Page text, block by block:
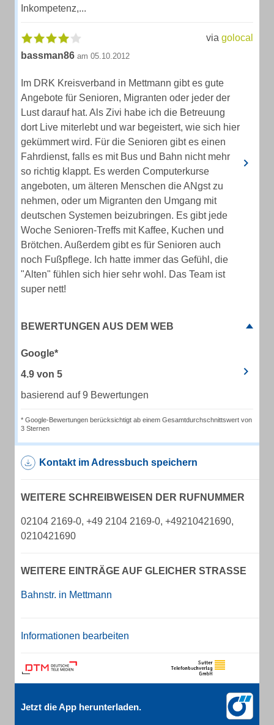
Inkompetenz,...
via golocal
bassman86 am 05.10.2012
Im DRK Kreisverband in Mettmann gibt es gute
Angebote für Senioren, Migranten oder jeder der
Lust darauf hat. Als Zivi habe ich die Betreuung
dort Live miterlebt und war begeistert, wie sich hier
gekümmert wird. Für die Senioren gibt es einen
Fahrdienst, falls es mit Bus und Bahn nicht mehr
so richtig klappt. Es werden Computerkurse
angeboten, um älteren Menschen die ANgst zu
nehmen, oder um Migranten den Umgang mit
deutschen Systemen beizubringen. Es gibt jede
Woche Senioren-Treffs mit Kaffee, Kuchen und
Brötchen. Außerdem gibt es für Senioren auch
noch Fußpflege. Ich hatte immer das Gefühl, die
"Alten" fühlen sich hier sehr wohl. Das Team ist
super nett!
BEWERTUNGEN AUS DEM WEB
Google*
4.9 von 5
basierend auf 9 Bewertungen
* Google-Bewertungen berücksichtigt ab einem Gesamtdurchschnittswert von
3 Sternen
Kontakt im Adressbuch speichern
WEITERE SCHREIBWEISEN DER RUFNUMMER
02104 2169-0, +49 2104 2169-0, +49210421690,
0210421690
WEITERE EINTRÄGE AUF GLEICHER STRASSE
Bahnstr. in Mettmann
Informationen bearbeiten
Jetzt die App herunterladen.